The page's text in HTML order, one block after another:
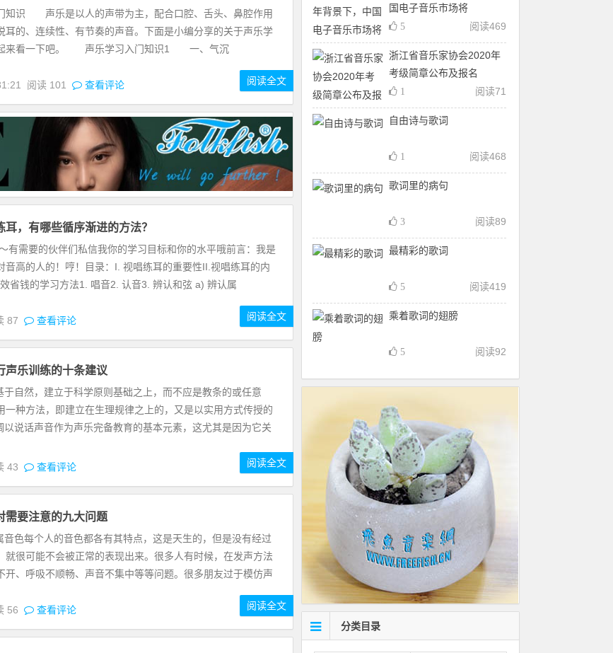
知识 声乐是以人的声带为主，配合口腔、舌头、鼻腔作用
耳的、连续性、有节奏的声音。下面是小编分享的关于声乐学
起来看一下吧。 声乐学习入门知识1 一、气沉
阅读 101 查看评论 阅读全文
耳，有哪些循序渐进的方法？
有需要的伙伴们私信我你的学习目标和你的水平哦前言：我是
音高的人的！哼！目录：I. 视唱练耳的重要性II.视唱练耳的内
省钱的学习方法1. 唱音2. 认音3. 辨认和弦 a) 辨认属
87 查看评论 阅读全文
声乐训练的十条建议
于自然，建立于科学原则基础之上，而不应是教条的或任意
一种方法，即建立在生理规律之上的，又是以实用方式传授的
以说话声音作为声乐完备教育的基本元素，这尤其是因为它关
43 查看评论 阅读全文
需要注意的九大问题
音色每个人的音色都各有其特点，这是天生的，但是没有经过
就很可能不会被正常的表现出来。很多人有时候，在发声方法
开、呼吸不顺畅、声音不集中等等问题。很多朋友过于模仿声
56 查看评论 阅读全文
国电子音乐市场将
阅读469
5
浙江省音乐家协会2020年
考级简章公布及报名
阅读71
1
自由诗与歌词
阅读468
1
歌词里的病句
阅读89
3
最精彩的歌词
阅读419
5
乘着歌词的翅膀
阅读92
5
分类目录